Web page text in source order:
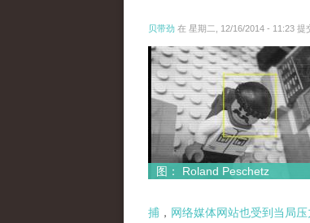
贝带劲 在 星期二, 12/16/2014 - 11:23 提
untitled.jpg
图： Roland Peschetz
捕 ， 网络媒体网站也受到当局